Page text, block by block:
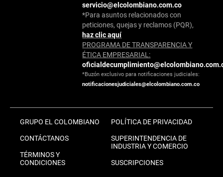
servicio@elcolombiano.com.co
*Para asuntos relacionados con
peticiones, quejas y reclamos (PQR),
haz clic aquí
PROGRAMA DE TRANSPARENCIA Y
ÉTICA EMPRESARIAL:
*Buzón exclusivo para notificaciones judiciales:
notificacionesjudiciales@elcolombiano.com.co
GRUPO EL COLOMBIANO
CONTÁCTANOS
TÉRMINOS Y
CONDICIONES
POLÍTICA DE PRIVACIDAD
SUPERINTENDENCIA DE
INDUSTRIA Y COMERCIO
SUSCRIPCIONES